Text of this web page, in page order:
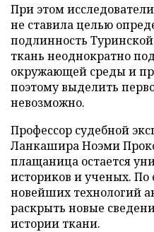
При этом
не ставила целью
подлинность
ткань неоднократно
окружающей среды и
поэтому выделить
невозможно.
Профессор судебной
Ланкашира Ноэми
плащаница остается
историков и ученых.
новейших технологий
раскрыть новые
истории ткани.